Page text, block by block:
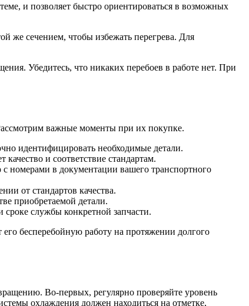
и позволяет быстро ориентироваться в возможных
же сечением, чтобы избежать перегрева. Для
Убедитесь, что никаких перебоев в работе нет. При
важные моменты при их покупке.
идентифицировать необходимые детали.
и соответствие стандартам.
номерами в документации вашего транспортного
от стандартов качества.
приобретаемой детали.
службы конкретной запчасти.
бесперебойную работу на протяжении долгого
Во-первых, регулярно проверяйте уровень
охлаждения должен находиться на отметке,